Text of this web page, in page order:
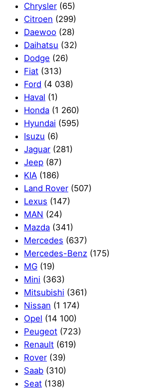
Chrysler (65)
Citroen (299)
Daewoo (28)
Daihatsu (32)
Dodge (26)
Fiat (313)
Ford (4 038)
Haval (1)
Honda (1 260)
Hyundai (595)
Isuzu (6)
Jaguar (281)
Jeep (87)
KIA (186)
Land Rover (507)
Lexus (147)
MAN (24)
Mazda (341)
Mercedes (637)
Mercedes-Benz (175)
MG (19)
Mini (363)
Mitsubishi (361)
Nissan (1 174)
Opel (14 100)
Peugeot (723)
Renault (619)
Rover (39)
Saab (310)
Seat (138)